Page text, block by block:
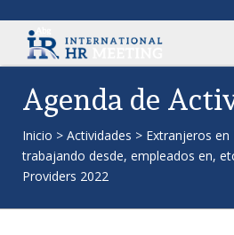
Agenda de
Inicio > Actividades > Extranjeros en
trabajando desde, empleados en,
Providers 2022